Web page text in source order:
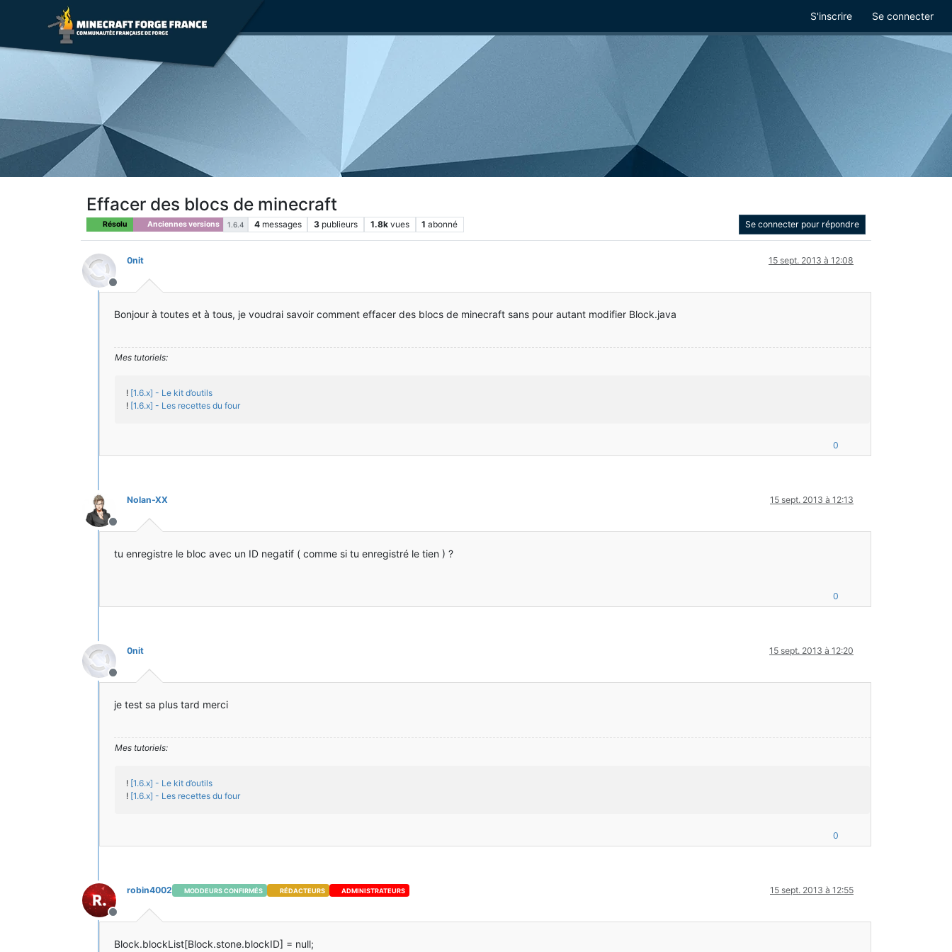
S'inscrire Se connecter
Effacer des blocs de minecraft
Résolu Anciennes versions 1.6.4 4 messages 3 publieurs 1.8k vues 1 abonné Se connecter pour répondre
Hors-ligne
0nit 15 sept. 2013 à 12:08
Bonjour à toutes et à tous, je voudrai savoir comment effacer des blocs de minecraft sans pour autant modifier Block.java
Mes tutoriels:
! [1.6.x] - Le kit d’outils
! [1.6.x] - Les recettes du four
0
Hors-ligne
Nolan-XX 15 sept. 2013 à 12:13
tu enregistre le bloc avec un ID negatif ( comme si tu enregistré le tien ) ?
0
Hors-ligne
0nit 15 sept. 2013 à 12:20
je test sa plus tard merci
Mes tutoriels:
! [1.6.x] - Le kit d’outils
! [1.6.x] - Les recettes du four
0
Hors-ligne
robin4002 MODDEURS CONFIRMÉS RÉDACTEURS ADMINISTRATEURS 15 sept. 2013 à 12:55
Block.blockList[Block.stone.blockID] = null;